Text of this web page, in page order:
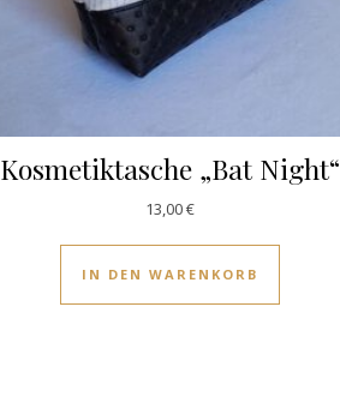
Kosmetiktasche „Bat Night“
13,00€
IN DEN WARENKORB